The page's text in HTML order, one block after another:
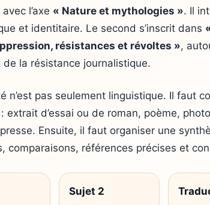
avec l’axe « Nature et mythologies ». Il
et identitaire. Le second s’inscrit dans
résistances et révoltes »,
de la résistance journalistique.
n’est pas seulement linguistique. Il faut
extrait d’essai ou de roman, poème,
Ensuite, il faut organiser une
comparaisons, références précises et
Sujet 2